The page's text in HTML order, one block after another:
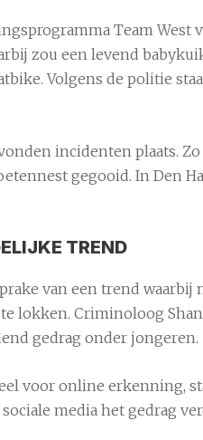
Team West
zou een levend
Volgens de politie
incidenten plaats.
gegooid. In Den
TREND
van een trend
lokken. Criminoloog
gedrag onder jongeren.
voor online erkenning,
media het gedrag